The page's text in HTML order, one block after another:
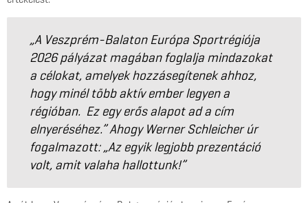
„A Veszprém-Balaton Európa Sportrégiója
2026 pályázat magában foglalja mindazokat
a célokat, amelyek hozzásegítenek ahhoz,
hogy minél több aktív ember legyen a
régióban. Ez egy erős alapot ad a cím
elnyeréséhez.” Ahogy Werner Schleicher úr
fogalmazott: „Az egyik legjobb prezentáció
volt, amit valaha hallottunk!”